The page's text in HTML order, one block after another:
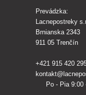
Prevádzka:
Lacnepostreky
Brnianska 2343
911 05 Trenčín
+421 915 420
Po - Pia 9:00